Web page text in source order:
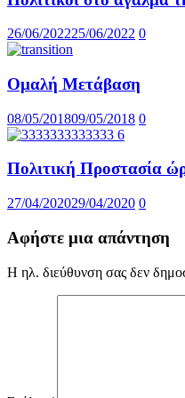
26/06/202225/06/2022 0
Ομαλή Μετάβαση
08/05/201809/05/2018 0
Πολιτική Προστασία
27/04/202029/04/2020 0
Αφήστε μια απάντηση
Η ηλ. διεύθυνση σας δεν